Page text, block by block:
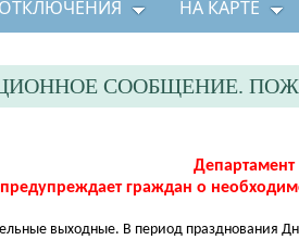
ОТКЛЮЧЕНИЯ НА КАРТЕ
СООБЩЕНИЕ.
граждан о
выходные. В период празднования